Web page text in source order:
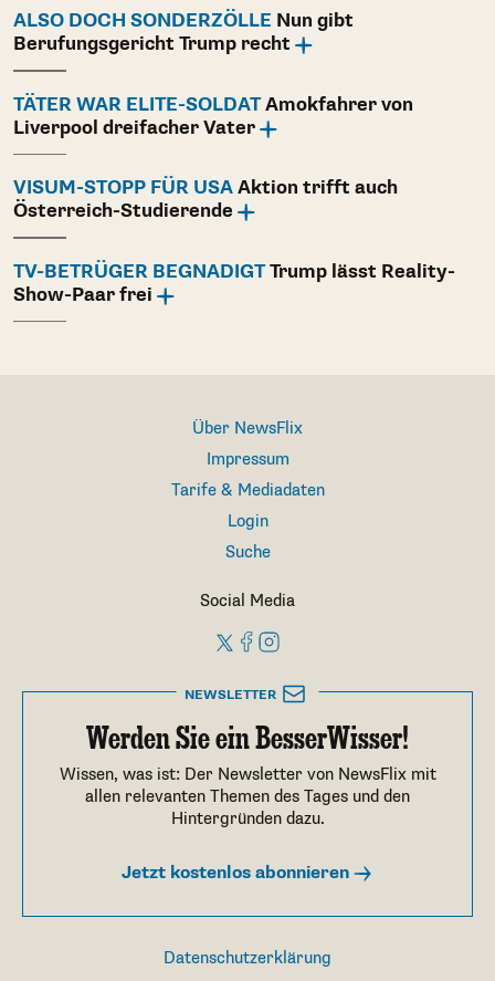
ALSO DOCH SONDERZÖLLE Nun gibt
Berufungsgericht Trump recht
TÄTER WAR ELITE-SOLDATAmokfahrer von
Liverpool dreifacher Vater
VISUM-STOPP FÜR USA Aktion trifft auch
Österreich-Studierende
TV-BETRÜGER BEGNADIGTTrump lässt Reality-
Show-Paar frei
Über NewsFlix
Impressum
Tarife & Mediadaten
Login
Suche
Social Media
NEWSLETTER
Werden Sie ein BesserWisser!
Wissen, was ist: Der Newsletter von NewsFlix mit
allen relevanten Themen des Tages und den
Hintergründen dazu.
Jetzt kostenlos abonnieren
Datenschutzerklärung